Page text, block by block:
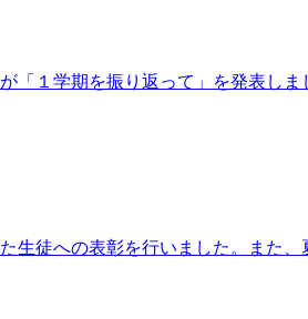
「１学期を振り返って」を発表しま
生徒への表彰を行いました。また